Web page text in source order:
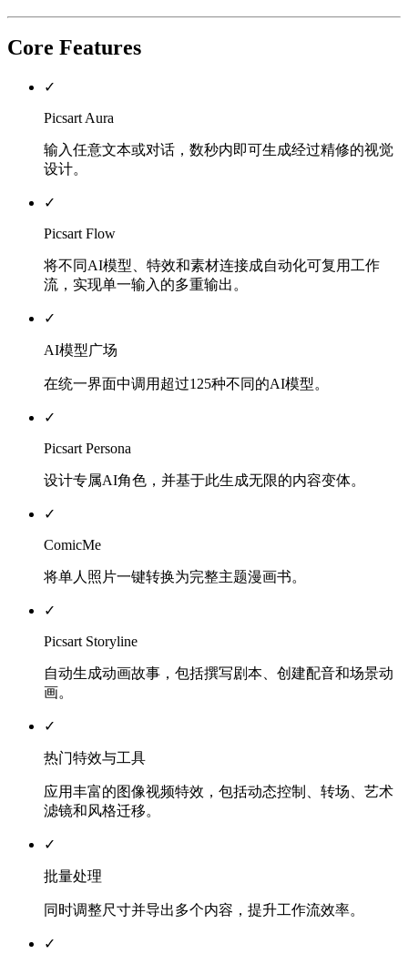
Core Features
✓
Picsart Aura
输入任意文本或对话，数秒内即可生成经过精修的视觉
设计。
✓
Picsart Flow
将不同AI模型、特效和素材连接成自动化可复用工作
流，实现单一输入的多重输出。
✓
AI模型广场
在统一界面中调用超过125种不同的AI模型。
✓
Picsart Persona
设计专属AI角色，并基于此生成无限的内容变体。
✓
ComicMe
将单人照片一键转换为完整主题漫画书。
✓
Picsart Storyline
自动生成动画故事，包括撰写剧本、创建配音和场景动
画。
✓
热门特效与工具
应用丰富的图像视频特效，包括动态控制、转场、艺术
滤镜和风格迁移。
✓
批量处理
同时调整尺寸并导出多个内容，提升工作流效率。
✓